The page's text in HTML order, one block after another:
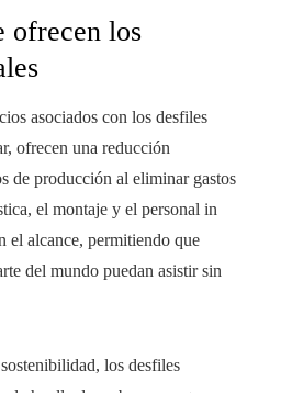
ofrecen los
asociados con los desfiles
ofrecen una reducción
de producción al eliminar gastos
el montaje y el personal in
el alcance, permitiendo que
del mundo puedan asistir sin
los desfiles